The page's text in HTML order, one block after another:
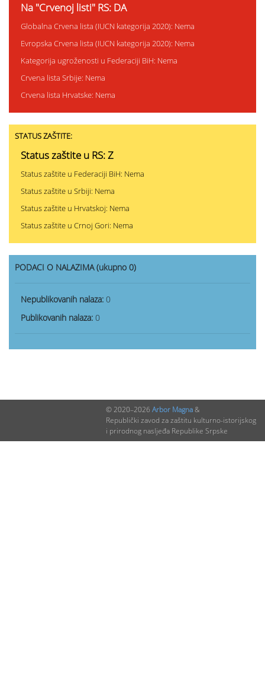
Na "Crvenoj listi" RS: DA
Globalna Crvena lista (IUCN kategorija 2020): Nema
Evropska Crvena lista (IUCN kategorija 2020): Nema
Kategorija ugroženosti u Federaciji BiH: Nema
Crvena lista Srbije: Nema
Crvena lista Hrvatske: Nema
STATUS ZAŠTITE:
Status zaštite u RS: Z
Status zaštite u Federaciji BiH: Nema
Status zaštite u Srbiji: Nema
Status zaštite u Hrvatskoj: Nema
Status zaštite u Crnoj Gori: Nema
PODACI O NALAZIMA (ukupno 0)
Nepublikovanih nalaza: 0
Publikovanih nalaza: 0
© 2020–2026 Arbor Magna&
Republički zavod za zaštitu kulturno-istorijskog
i prirodnog nasljeđa Republike Srpske